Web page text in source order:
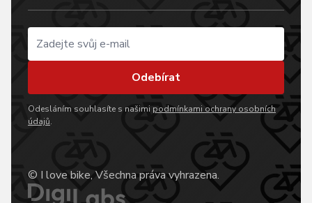
Odebírat
Odesláním souhlasíte s našimi podmínkami ochrany osobních
údajů.
© I love bike, Všechna práva vyhrazena.